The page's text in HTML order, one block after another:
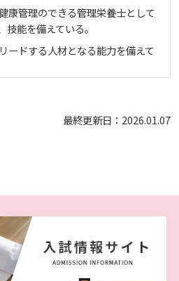
康管理のできる管理栄養士として
技能を備えている。
ードする人材となる能力を備えて
最終更新日：2026.01.07